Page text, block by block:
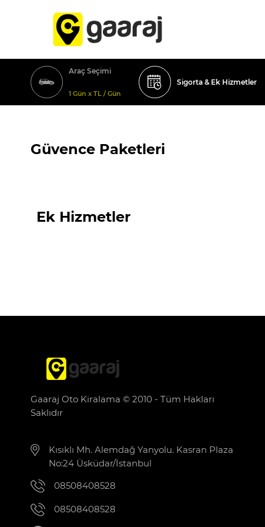
Araç Seçimi
1 Gün x TL / Gün
Sigorta & Ek Hizmetler
Güvence Paketleri
Ek Hizmetler
Gaaraj Oto Kiralama © 2010 - Tüm Hakları
Saklıdır
Kısıklı Mh. Alemdağ Yanyolu. Kasran Plaza
No:24 Üsküdar/İstanbul
08508408528
08508408528